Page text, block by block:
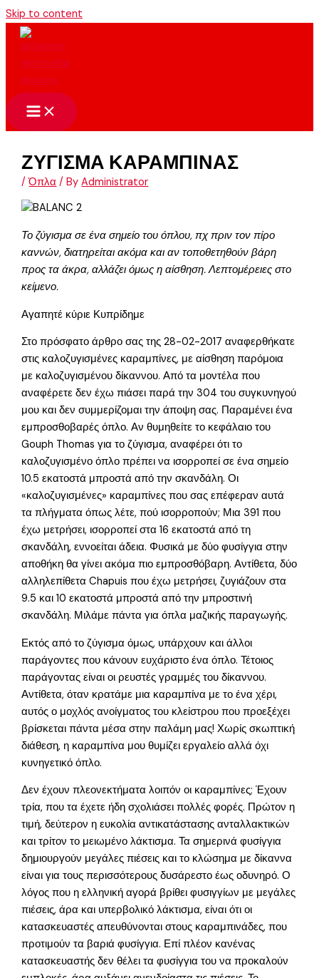
Skip to content
ΖΥΓΙΣΜΑ ΚΑΡΑΜΠΙΝΑΣ
/Όπλα / ByAdministrator
Το ζύγισμα σε ένα σημείο του όπλου, πχ πριν τον πίρο
καννών, διατηρείται ακόμα και αν τοποθετηθούν βάρη
προς τα άκρα, αλλάζει όμως η αίσθηση. Λεπτομέρειες στο
κείμενο.
Αγαπητέ κύριε Κυπρίδημε
Στο πρόσφατο άρθρο σας της 28-02-2017 αναφερθήκατε
στις καλοζυγισμένες καραμπίνες, με αίσθηση παρόμοια
με καλοζυγισμένου δίκαννου. Από τα μοντέλα που
αναφέρετε δεν έχω πιάσει παρά την 304 του συγκυνηγού
μου και δεν συμμερίζομαι την άποψη σας. Παραμένει ένα
εμπροσθοβαρές όπλο. Αν θυμηθείτε το κεφάλαιο του
Gouph Thomas για το ζύγισμα, αναφέρει ότι το
καλοζυγισμένο όπλο πρέπει να ισορροπεί σε ένα σημείο
10.5 εκατοστά μπροστά από την σκανδάλη. Οι
«καλοζυγισμένες» καραμπίνες που σας επέφεραν αυτά
τα πλήγματα όπως λέτε, πού ισορροπούν; Μια 391 που
έχω μετρήσει, ισορροπεί στα 16 εκατοστά από τη
σκανδάλη, εννοείται άδεια. Φυσικά με δύο φυσίγγια στην
αποθήκη θα γίνει ακόμα πιο εμπροσθόβαρη. Αντίθετα, δύο
αλληλεπίθετα Chapuis που έχω μετρήσει, ζυγιάζουν στα
9.5 και 10 εκατοστά μπροστά από την μπροστινή
σκανδάλη. Μιλάμε πάντα για όπλα μαζικής παραγωγής.
Εκτός από το ζύγισμα όμως, υπάρχουν και άλλοι
παράγοντες που κάνουν ευχάριστο ένα όπλο. Τέτοιος
παράγοντας είναι οι ρευστές γραμμές του δίκαννου.
Αντίθετα, όταν κρατάμε μια καραμπίνα με το ένα χέρι,
αυτός ο μοχλός ανοίγματος του κλείστρου που προεξέχει
βρίσκεται πάντα μέσα στην παλάμη μας! Χωρίς σκωπτική
διάθεση, η καραμπίνα μου θυμίζει εργαλείο αλλά όχι
κυνηγετικό όπλο.
Δεν έχουν πλεονεκτήματα λοιπόν οι καραμπίνες; Έχουν
τρία, που τα έχετε ήδη σχολιάσει πολλές φορές. Πρώτον η
τιμή, δεύτερον η ευκολία αντικατάστασης ανταλλακτικών
και τρίτον το μειωμένο λάκτισμα. Τα σημερινά φυσίγγια
δημιουργούν μεγάλες πιέσεις και το κλώσημα με δίκαννα
είναι για τους περισσότερους δυσάρεστο έως οδυνηρό. Ο
λόγος που η ελληνική αγορά βρίθει φυσιγγίων με μεγάλες
πιέσεις, άρα και υπερβολικό λάκτισμα, είναι ότι οι
κατασκευαστές απευθύνονται στους καραμπινάδες, που
προτιμούν τα βαριά φυσίγγια. Επί πλέον κανένας
κατασκευαστής δεν θέλει τα φυσίγγια του να προκαλούν